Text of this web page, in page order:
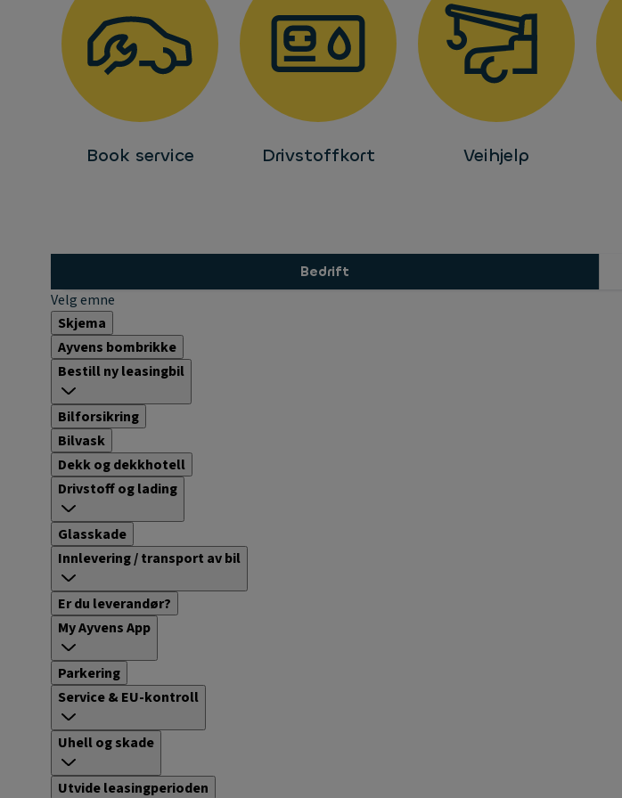
Book service Drivstoffkort Veihjelp
Bedrift
Velg emne
Skjema
Ayvens bombrikke
Bestill ny leasingbil
Bilforsikring
Bilvask
Dekk og dekkhotell
Drivstoff og lading
Glasskade
Innlevering / transport av bil
Er du leverandør?
My Ayvens App
Parkering
Service & EU-kontroll
Uhell og skade
Utvide leasingperioden